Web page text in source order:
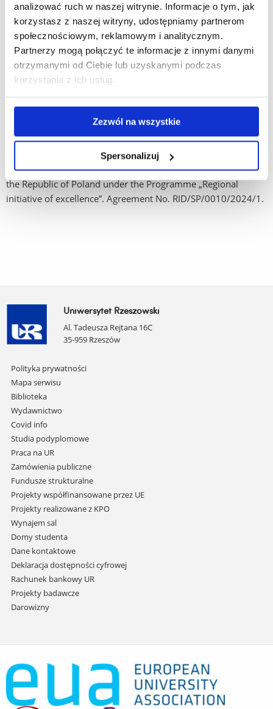
analizować ruch w naszej witrynie. Informacje o tym, jak
korzystasz z naszej witryny, udostępniamy partnerom
społecznościowym, reklamowym i analitycznym.
Partnerzy mogą połączyć te informacje z innymi danymi
otrzymanymi od Ciebie lub uzyskanymi podczas
korzystania z ich usług.
Zezwól na wszystkie
Spersonalizuj
PL: Dofinansowano ze środków Ministra Nauki w ramach
Programu „Regionalna inicjatywa doskonałości”. Umowa nr
RID/SP/0010/2024/1
EN: This research was supported by the Minister of Science of
the Republic of Poland under the Programme „Regional
initiative of excellence”. Agreement No. RID/SP/0010/2024/1.
Uniwersytet Rzeszowski
Al. Tadeusza Rejtana 16C
35-959 Rzeszów
Pomiń
nawigację
i
przejdź
do
treści
Polityka prywatności
Mapa serwisu
Biblioteka
Wydawnictwo
Covid info
Studia podyplomowe
Praca na UR
Zamówienia publiczne
Fundusze strukturalne
Projekty współfinansowane przez UE
Projekty realizowane z KPO
Wynajem sal
Domy studenta
Dane kontaktowe
Deklaracja dostępności cyfrowej
Rachunek bankowy UR
Projekty badawcze
Darowizny